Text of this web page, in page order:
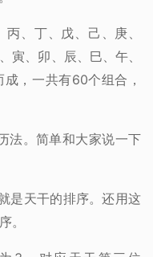
、丁、戊、己、庚、
寅、卯、辰、巳、午、
，一共有60个组合，
法。简单和大家说一下
是天干的排序。还用这
。